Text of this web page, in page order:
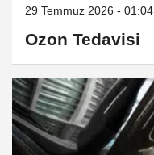
29 Temmuz 2026 - 01:04
Ozon Tedavisi